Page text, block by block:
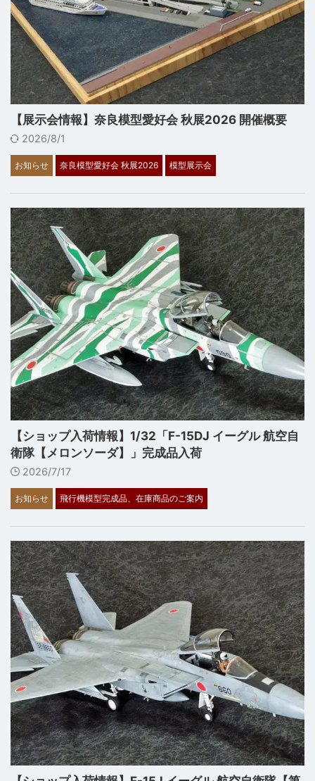
【展示会情報】奈良模型愛好会 秋展2026 開催概要
2026/8/1
お知らせ 奈良模型愛好会 秋展2026 模型展示会
【ショップ入荷情報】1/32「F-15DJ イーグル 航空自
衛隊【メロンソーダ】」完成品入荷
2026/7/17
お知らせ 飛行機模型完成品、在庫商品のご案内